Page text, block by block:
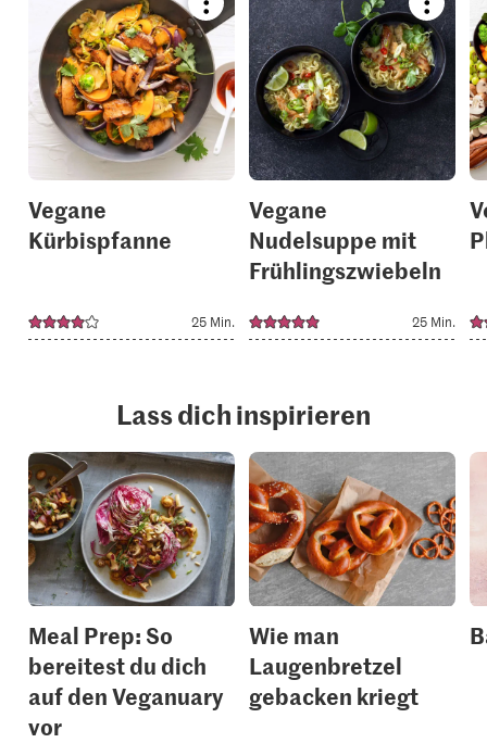
Bookmark
recipe
or
add
it
to
your
collections.
Vegane
Kürbispfanne
25 Min.
recipe
or
add
it
to
Vegane
Nudelsuppe mit
Frühlingszwiebeln
25 Min.
Lass dich inspirieren
Meal Prep: So
bereitest du dich
auf den Veganuary
vor
Wie man
Laugenbretzel
gebacken kriegt